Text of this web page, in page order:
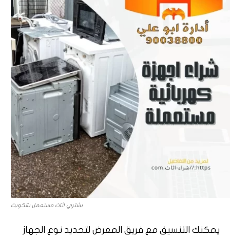
يشتري اثاث مستعمل بالكويت
يمكنك التنسيق مع فريق المعرض لتحديد نوع الجهاز